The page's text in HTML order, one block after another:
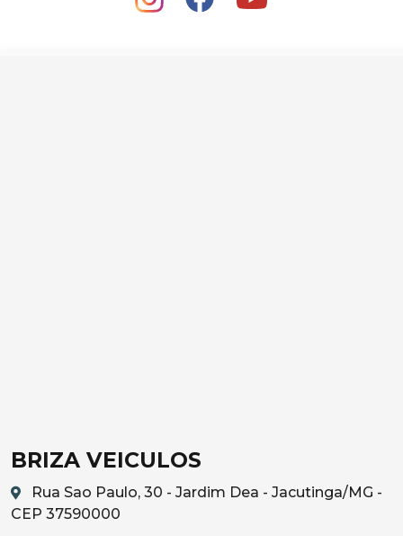
BRIZA VEICULOS
Rua Sao Paulo, 30 - Jardim Dea - Jacutinga/MG -
CEP 37590000